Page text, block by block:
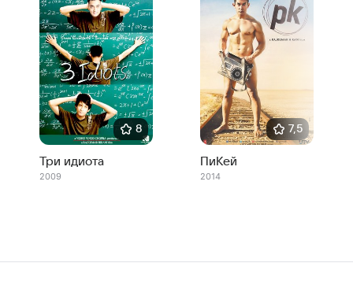
8
Три идиота
2009
7,5
ПиКей
2014